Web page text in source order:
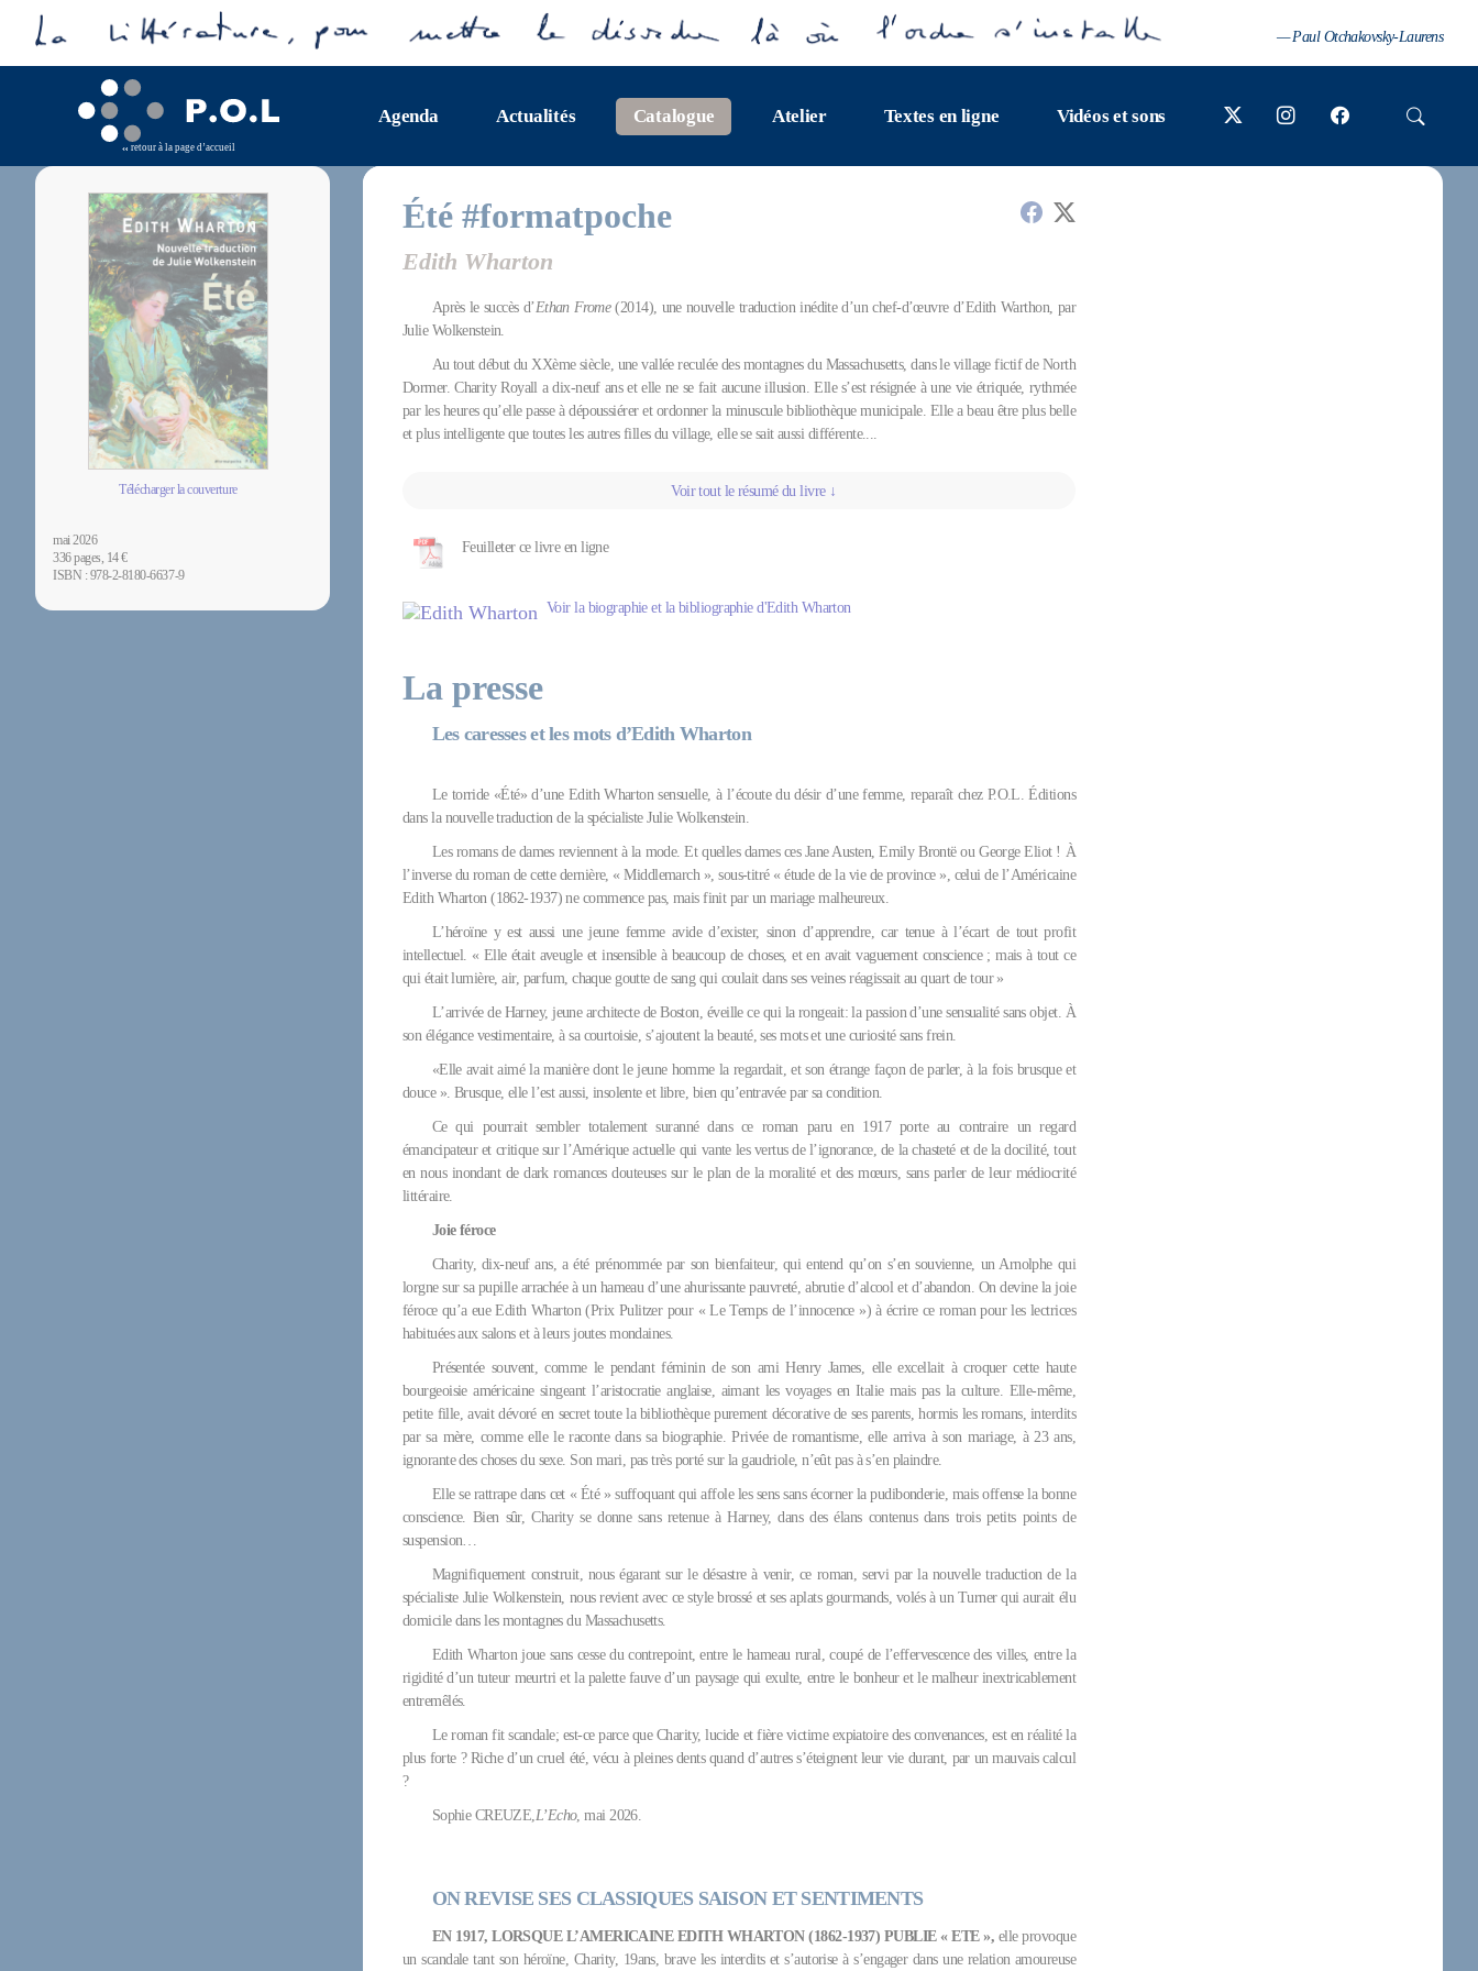
— Paul Otchakovsky-Laurens
retour à la page d’accueil
Agenda Actualités Catalogue Atelier Textes en ligne Vidéos et sons
Télécharger la couverture
mai 2026
336 pages, 14 €
ISBN : 978-2-8180-6637-9
Été #formatpoche
Edith Wharton
Après le succès d’Ethan Frome(2014), une nouvelle traduction inédite d’un chef-d’œuvre d’Edith Warthon, par
Julie Wolkenstein.
Au tout début du XXème siècle, une vallée reculée des montagnes du Massachusetts, dans le village fictif de North
Dormer. Charity Royall a dix-neuf ans et elle ne se fait aucune illusion. Elle s’est résignée à une vie étriquée, rythmée
par les heures qu’elle passe à dépoussiérer et ordonner la minuscule bibliothèque municipale. Elle a beau être plus belle
et plus intelligente que toutes les autres filles du village, elle se sait aussi différente....
Voir tout le résumé du livre ↓
Feuilleter ce livre en ligne
Voir la biographie et la bibliographie d'Edith Wharton
La presse
Les caresses et les mots d’Edith Wharton
Le torride «Été» d’une Edith Wharton sensuelle, à l’écoute du désir d’une femme, reparaît chez P.O.L. Éditions
dans la nouvelle traduction de la spécialiste Julie Wolkenstein.
Les romans de dames reviennent à la mode. Et quelles dames ces Jane Austen, Emily Brontë ou George Eliot ! À
l’inverse du roman de cette dernière, « Middlemarch », sous-titré « étude de la vie de province », celui de l’Américaine
Edith Wharton (1862-1937) ne commence pas, mais finit par un mariage malheureux.
L’héroïne y est aussi une jeune femme avide d’exister, sinon d’apprendre, car tenue à l’écart de tout profit
intellectuel. « Elle était aveugle et insensible à beaucoup de choses, et en avait vaguement conscience ; mais à tout ce
qui était lumière, air, parfum, chaque goutte de sang qui coulait dans ses veines réagissait au quart de tour »
L’arrivée de Harney, jeune architecte de Boston, éveille ce qui la rongeait: la passion d’une sensualité sans objet. À
son élégance vestimentaire, à sa courtoisie, s’ajoutent la beauté, ses mots et une curiosité sans frein.
«Elle avait aimé la manière dont le jeune homme la regardait, et son étrange façon de parler, à la fois brusque et
douce ». Brusque, elle l’est aussi, insolente et libre, bien qu’entravée par sa condition.
Ce qui pourrait sembler totalement suranné dans ce roman paru en 1917 porte au contraire un regard
émancipateur et critique sur l’Amérique actuelle qui vante les vertus de l’ignorance, de la chasteté et de la docilité, tout
en nous inondant de dark romances douteuses sur le plan de la moralité et des mœurs, sans parler de leur médiocrité
littéraire.
Joie féroce
Charity, dix-neuf ans, a été prénommée par son bienfaiteur, qui entend qu’on s’en souvienne, un Arnolphe qui
lorgne sur sa pupille arrachée à un hameau d’une ahurissante pauvreté, abrutie d’alcool et d’abandon. On devine la joie
féroce qu’a eue Edith Wharton (Prix Pulitzer pour « Le Temps de l’innocence ») à écrire ce roman pour les lectrices
habituées aux salons et à leurs joutes mondaines.
Présentée souvent, comme le pendant féminin de son ami Henry James, elle excellait à croquer cette haute
bourgeoisie américaine singeant l’aristocratie anglaise, aimant les voyages en Italie mais pas la culture. Elle-même,
petite fille, avait dévoré en secret toute la bibliothèque purement décorative de ses parents, hormis les romans, interdits
par sa mère, comme elle le raconte dans sa biographie. Privée de romantisme, elle arriva à son mariage, à 23 ans,
ignorante des choses du sexe. Son mari, pas très porté sur la gaudriole, n’eût pas à s’en plaindre.
Elle se rattrape dans cet « Été » suffoquant qui affole les sens sans écorner la pudibonderie, mais offense la bonne
conscience. Bien sûr, Charity se donne sans retenue à Harney, dans des élans contenus dans trois petits points de
suspension…
Magnifiquement construit, nous égarant sur le désastre à venir, ce roman, servi par la nouvelle traduction de la
spécialiste Julie Wolkenstein, nous revient avec ce style brossé et ses aplats gourmands, volés à un Turner qui aurait élu
domicile dans les montagnes du Massachusetts.
Edith Wharton joue sans cesse du contrepoint, entre le hameau rural, coupé de l’effervescence des villes, entre la
rigidité d’un tuteur meurtri et la palette fauve d’un paysage qui exulte, entre le bonheur et le malheur inextricablement
entremêlés.
Le roman fit scandale; est-ce parce que Charity, lucide et fière victime expiatoire des convenances, est en réalité la
plus forte ? Riche d’un cruel été, vécu à pleines dents quand d’autres s’éteignent leur vie durant, par un mauvais calcul
?
Sophie CREUZE,L’Echo, mai 2026.
ON REVISE SES CLASSIQUES SAISON ET SENTIMENTS
EN 1917, LORSQUE L’AMERICAINE EDITH WHARTON (1862-1937) PUBLIE « ETE », elle provoque
un scandale tant son héroïne, Charity, 19ans, brave les interdits et s’autorise à s’engager dans une relation amoureuse